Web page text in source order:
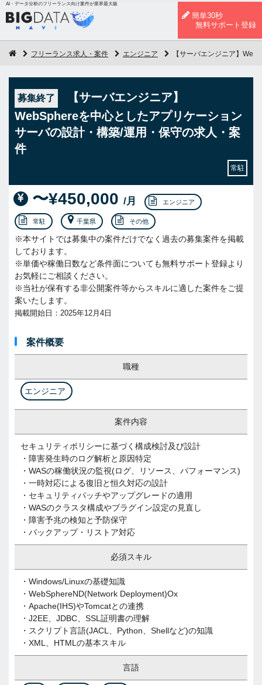
AI・データ分析のフリーランス向け案件が業界最大級
簡単30秒
無料サポート登録
フリーランス求人・案件 エンジニア 【サーバエンジニア】
募集終了
【サーバエンジニア】
WebSphereを中心としたアプリケーション
サーバの設計・構築/運用・保守の求人・案
件
常駐
〜¥450,000 /月 エンジニア
常駐 千葉県 その他
※本サイトでは募集中の案件だけでなく過去の募集案件を掲載
しております。
※単価や稼働日数など条件面についても無料サポート登録より
お気軽にご相談ください。
※当社が保有する非公開案件等からスキルに適した案件をご提
案いたします。
掲載開始日：2025年12月4日
案件概要
職種
エンジニア
案件内容
セキュリティポリシーに基づく構成検討及び設計
・障害発生時のログ解析と原因特定
・WASの稼働状況の監視(ログ、リソース、パフォーマンス)
・一時対応による復旧と恒久対応の設計
・セキュリティパッチやアップグレードの適用
・WASのクラスタ構成やブラグイン設定の見直し
・障害予兆の検知と予防保守
・バックアップ・リストア対応
必須スキル
・Windows/Linuxの基礎知識
・WebSphereND(Network Deployment)Ox
・Apache(IHS)やTomcatとの連携
・J2EE、JDBC、SSL証明書の理解
・スクリプト言語(JACL、Python、Shellなど)の知識
・XML、HTMLの基本スキル
言語